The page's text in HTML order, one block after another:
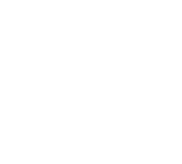
de pago.
y segura.